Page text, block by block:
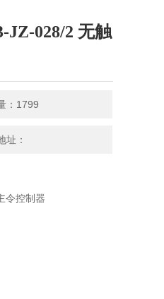
JZ-028/2 无触
：1799
址：
令控制器